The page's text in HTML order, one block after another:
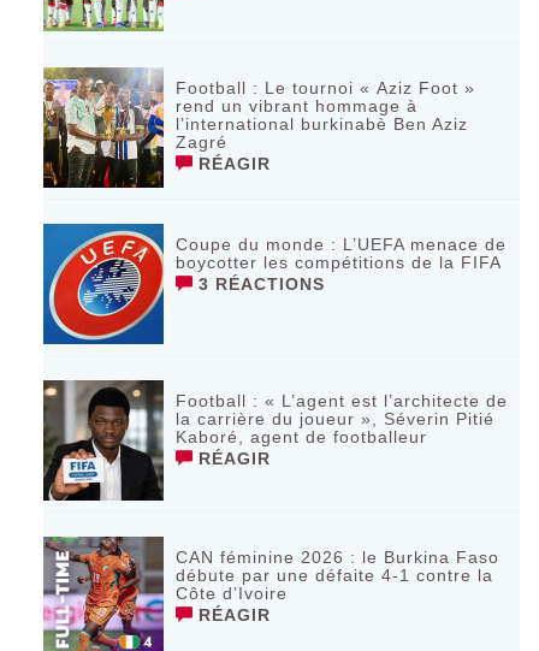
Football : Le tournoi « Aziz Foot »
rend un vibrant hommage à
l’international burkinabè Ben Aziz
Zagré
RÉAGIR
Coupe du monde : L’UEFA menace de
boycotter les compétitions de la FIFA
3 RÉACTIONS
Football : « L’agent est l’architecte de
la carrière du joueur », Séverin Pitié
Kaboré, agent de footballeur
RÉAGIR
CAN féminine 2026 : le Burkina Faso
débute par une défaite 4-1 contre la
Côte d’Ivoire
RÉAGIR